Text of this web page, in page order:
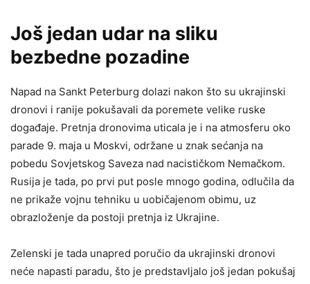
Još jedan udar na sliku
bezbedne pozadine
Napad na Sankt Peterburg dolazi nakon što su ukrajinski
dronovi i ranije pokušavali da poremete velike ruske
događaje. Pretnja dronovima uticala je i na atmosferu oko
parade 9. maja u Moskvi, održane u znak sećanja na
pobedu Sovjetskog Saveza nad nacističkom Nemačkom.
Rusija je tada, po prvi put posle mnogo godina, odlučila da
ne prikaže vojnu tehniku u uobičajenom obimu, uz
obrazloženje da postoji pretnja iz Ukrajine.
Zelenski je tada unapred poručio da ukrajinski dronovi
neće napasti paradu, što je predstavljalo još jedan pokušaj